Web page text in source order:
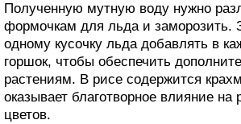
Полученную мутную воду нужно
формочкам для льда и заморозить.
одному кусочку льда добавлять в
горшок, чтобы обеспечить
растениям. В рисе содержится
оказывает благотворное влияние на
цветов.